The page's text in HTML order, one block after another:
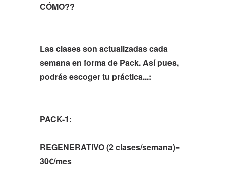
CÓMO??
Las clases son actualizadas cada
semana en forma de Pack. Así pues,
podrás escoger tu práctica...:
PACK-1:
REGENERATIVO (2 clases/semana)=
30€/mes